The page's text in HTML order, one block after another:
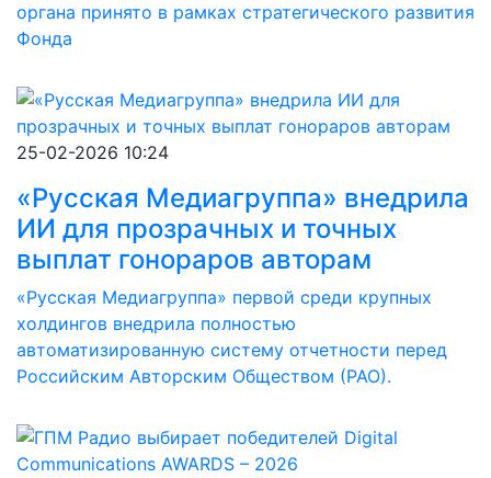
органа принято в рамках стратегического развития
Фонда
25-02-2026 10:24
«Русская Медиагруппа» внедрила
ИИ для прозрачных и точных
выплат гонораров авторам
«Русская Медиагруппа» первой среди крупных
холдингов внедрила полностью
автоматизированную систему отчетности перед
Российским Авторским Обществом (РАО).